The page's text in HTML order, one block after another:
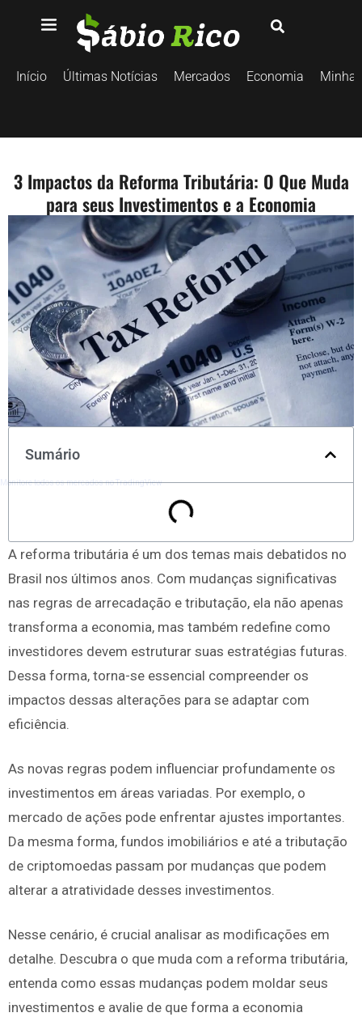
Início Últimas Notícias Mercados Economia
Monitore todos os mercados no TradingView
3 Impactos da Reforma Tributária: O Que Muda
para seus Investimentos e a Economia
Sumário
A reforma tributária é um dos temas mais debatidos no
Brasil nos últimos anos. Com mudanças significativas
nas regras de arrecadação e tributação, ela não apenas
transforma a economia, mas também redefine como
investidores devem estruturar suas estratégias futuras.
Dessa forma, torna-se essencial compreender os
impactos dessas alterações para se adaptar com
eficiência.
As novas regras podem influenciar profundamente os
investimentos em áreas variadas. Por exemplo, o
mercado de ações pode enfrentar ajustes importantes.
Da mesma forma, fundos imobiliários e até a tributação
de criptomoedas passam por mudanças que podem
alterar a atratividade desses investimentos.
Nesse cenário, é crucial analisar as modificações em
detalhe. Descubra o que muda com a reforma tributária,
entenda como essas mudanças podem moldar seus
investimentos e avalie de que forma a economia